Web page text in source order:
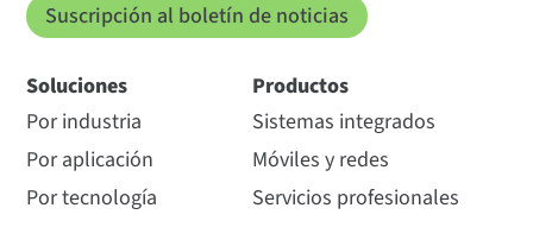
Suscripción al boletín de noticias
Soluciones
Por industria
Por aplicación
Por tecnología
Productos
Sistemas integrados
Móviles y redes
Servicios profesionales